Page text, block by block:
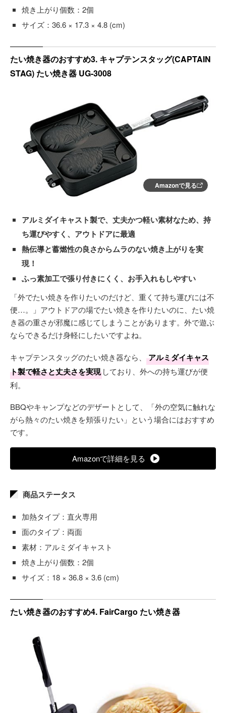
焼き上がり個数：2個
サイズ：36.6 × 17.3 × 4.8 (cm)
たい焼き器のおすすめ3. キャプテンスタッグ(CAPTAIN
STAG) たい焼き器 UG-3008
Amazonで見る
アルミダイキャスト製で、丈夫かつ軽い素材なため、持
ち運びやすく、アウトドアに最適
熱伝導と蓄燃性の良さからムラのない焼き上がりを実
現！
ふっ素加工で張り付きにくく、お手入れもしやすい
「外でたい焼きを作りたいのだけど、重くて持ち運びには不
便…。」アウトドアの場でたい焼きを作りたいのに、たい焼
き器の重さが邪魔に感じてしまうことがあります。外で遊ぶ
ならできるだけ身軽にしたいですよね。
キャプテンスタッグのたい焼き器なら、
アルミダイキャス
ト製で軽さと丈夫さを実現 しており、外への持ち運びが便
利。
BBQやキャンプなどのデザートとして、「外の空気に触れな
がら熱々のたい焼きを頬張りたい」という場合にはおすすめ
です。
Amazonで詳細を見る
商品ステータス
加熱タイプ：直火専用
面のタイプ：両面
素材：アルミダイキャスト
焼き上がり個数：2個
サイズ：18 × 36.8 × 3.6 (cm)
たい焼き器のおすすめ4. FairCargo たい焼き器